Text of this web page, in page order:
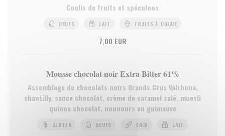
Coulis de fruits et spéculoos
OEUFS LAIT FRUITS À COQUE
7,00 EUR
Mousse chocolat noir Extra Bitter 61%
Assemblage de chocolats noirs Grands Crus Valrhona,
chantilly, sauce chocolat, crème de caramel salé, muesli
quinoa chocolat, nounours en guimauve
GLUTEN OEUFS SOJA LAIT